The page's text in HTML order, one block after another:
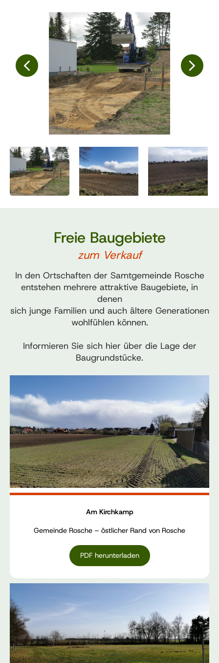
Freie Baugebiete
zum Verkauf
In den Ortschaften der Samtgemeinde Rosche
entstehen mehrere attraktive Baugebiete, in
denen
sich junge Familien und auch ältere Generationen
wohlfühlen können.
Informieren Sie sich hier über die Lage der
Baugrundstücke.
Am Kirchkamp
Gemeinde Rosche – östlicher Rand von Rosche
PDF herunterladen